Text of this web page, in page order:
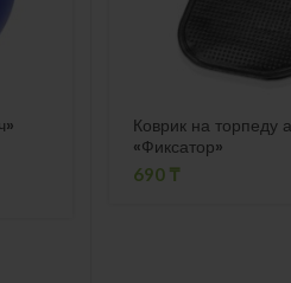
Коврик на торпеду
«Фиксатор»
690 ₸